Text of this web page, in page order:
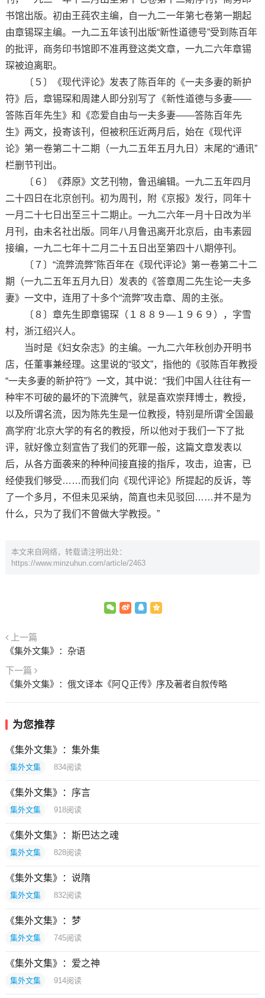
书馆出版。初由王莼农主编，自一九二一年第七卷第一期起
由章锡琛主编。一九二五年该刊出版“新性道德号”受到陈百年
的批评，商务印书馆即不准再登这类文章，一九二六年章锡
琛被迫离职。
〔５〕《现代评论》发表了陈百年的《一夫多妻的新护
符》后，章锡琛和周建人即分别写了《新性道德与多妻——
答陈百年先生》和《恋爱自由与一夫多妻——答陈百年先
生》两文，投寄该刊，但被积压近两月后，始在《现代评
论》第一卷第二十二期（一九二五年五月九日）末尾的“通讯”
栏删节刊出。
〔６〕《莽原》文艺刊物，鲁迅编辑。一九二五年四月
二十四日在北京创刊。初为周刊，附《京报》发行，同年十
一月二十七日出至三十二期止。一九二六年一月十日改为半
月刊，由未名社出版。同年八月鲁迅离开北京后，由韦素园
接编，一九二七年十二月二十五日出至第四十八期停刊。
〔７〕“流弊流弊”陈百年在《现代评论》第一卷第二十二
期（一九二五年五月九日）发表的《答章周二先生论一夫多
妻》一文中，连用了十多个“流弊”攻击章、周的主张。
〔８〕章先生即章锡琛（１８８９—１９６９），字雪
村，浙江绍兴人。
当时是《妇女杂志》的主编。一九二六年秋创办开明书
店，任董事兼经理。这里说的“驳文”，指他的《驳陈百年教授
“一夫多妻的新护符”》一文，其中说：“我们中国人往往有一
种牢不可破的最坏的下流脾气，就是喜欢崇拜博士，教授，
以及所谓名流，因为陈先生是一位教授，特别是所谓‘全国最
高学府’北京大学的有名的教授，所以他对于我们一下了批
评，就好像立刻宣告了我们的死罪一般，这篇文章发表以
后，从各方面袭来的种种间接直接的指斥，攻击，迫害，已
经使我们够受……而我们向《现代评论》所提起的反诉，等
了一个多月，不但未见采纳，简直也未见驳回……并不是为
什么，只为了我们不曾做大学教授。”
本文来自网络，转载请注明出处：
https://www.minzuhun.com/article/2463
上一篇
《集外文集》：杂语
下一篇
《集外文集》：俄文译本《阿Ｑ正传》序及著者自叙传略
为您推荐
《集外文集》：集外集
集外文集 834阅读
《集外文集》：序言
集外文集 918阅读
《集外文集》：斯巴达之魂
集外文集 828阅读
《集外文集》：说隋
集外文集 832阅读
《集外文集》：梦
集外文集 745阅读
《集外文集》：爱之神
集外文集 914阅读